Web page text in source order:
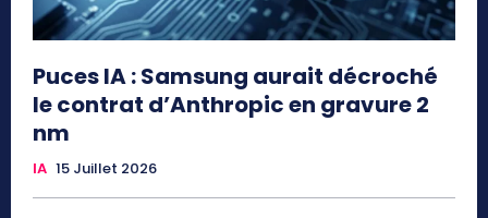
Puces IA : Samsung aurait décroché
le contrat d’Anthropic en gravure 2
nm
IA 15 Juillet 2026